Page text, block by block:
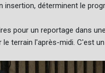
insertion, déterminent le
pour un reportage dans
terrain l'après-midi. C'est